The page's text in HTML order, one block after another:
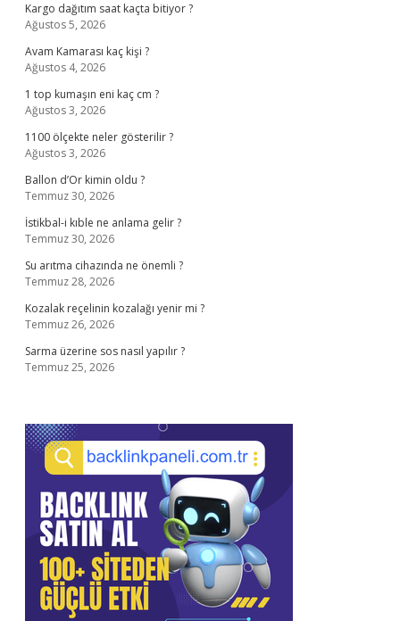
Kargo dağıtım saat kaçta bitiyor ?
Ağustos 5, 2026
Avam Kamarası kaç kişi ?
Ağustos 4, 2026
1 top kumaşın eni kaç cm ?
Ağustos 3, 2026
1100 ölçekte neler gösterilir ?
Ağustos 3, 2026
Ballon d’Or kimin oldu ?
Temmuz 30, 2026
İstikbal-i kıble ne anlama gelir ?
Temmuz 30, 2026
Su arıtma cihazında ne önemli ?
Temmuz 28, 2026
Kozalak reçelinin kozalağı yenir mi ?
Temmuz 26, 2026
Sarma üzerine sos nasıl yapılır ?
Temmuz 25, 2026